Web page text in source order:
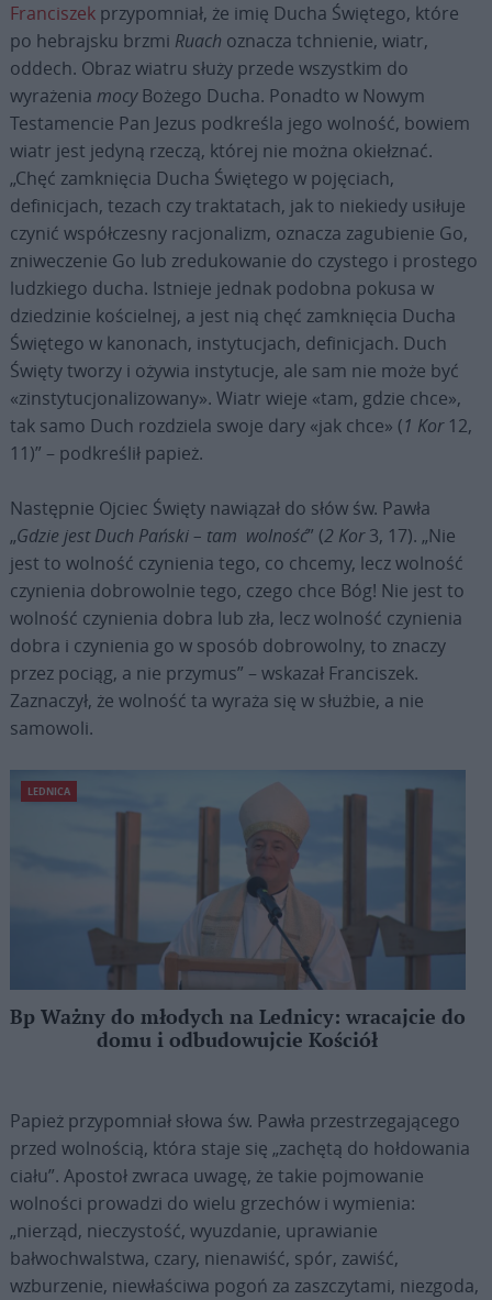
Franciszekprzypomniał, że imię Ducha Świętego, które
po hebrajsku brzmi Ruach oznacza tchnienie, wiatr,
oddech. Obraz wiatru służy przede wszystkim do
wyrażenia mocyBożego Ducha. Ponadto w Nowym
Testamencie Pan Jezus podkreśla jego wolność, bowiem
wiatr jest jedyną rzeczą, której nie można okiełznać.
„Chęć zamknięcia Ducha Świętego w pojęciach,
definicjach, tezach czy traktatach, jak to niekiedy usiłuje
czynić współczesny racjonalizm, oznacza zagubienie Go,
zniweczenie Go lub zredukowanie do czystego i prostego
ludzkiego ducha. Istnieje jednak podobna pokusa w
dziedzinie kościelnej, a jest nią chęć zamknięcia Ducha
Świętego w kanonach, instytucjach, definicjach. Duch
Święty tworzy i ożywia instytucje, ale sam nie może być
«zinstytucjonalizowany». Wiatr wieje «tam, gdzie chce»,
tak samo Duch rozdziela swoje dary «jak chce» (1 Kor12,
11)” – podkreślił papież.
Następnie Ojciec Święty nawiązał do słów św. Pawła
„Gdzie jest Duch Pański – tam wolność” (2 Kor3, 17). „Nie
jest to wolność czynienia tego, co chcemy, lecz wolność
czynienia dobrowolnie tego, czego chce Bóg! Nie jest to
wolność czynienia dobra lub zła, lecz wolność czynienia
dobra i czynienia go w sposób dobrowolny, to znaczy
przez pociąg, a nie przymus” – wskazał Franciszek.
Zaznaczył, że wolność ta wyraża się w służbie, a nie
samowoli.
LEDNICA
Bp Ważny do młodych na Lednicy: wracajcie do
domu i odbudowujcie Kościół
Papież przypomniał słowa św. Pawła przestrzegającego
przed wolnością, która staje się „zachętą do hołdowania
ciału”. Apostoł zwraca uwagę, że takie pojmowanie
wolności prowadzi do wielu grzechów i wymienia:
„nierząd, nieczystość, wyuzdanie, uprawianie
bałwochwalstwa, czary, nienawiść, spór, zawiść,
wzburzenie, niewłaściwa pogoń za zaszczytami, niezgoda,